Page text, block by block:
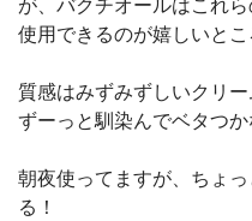
が、バクチオールはこれ
使用できるのが嬉しいと
質感はみずみずしいクリ
ずーっと馴染んでベタつ
朝夜使ってますが、ちょ
る！